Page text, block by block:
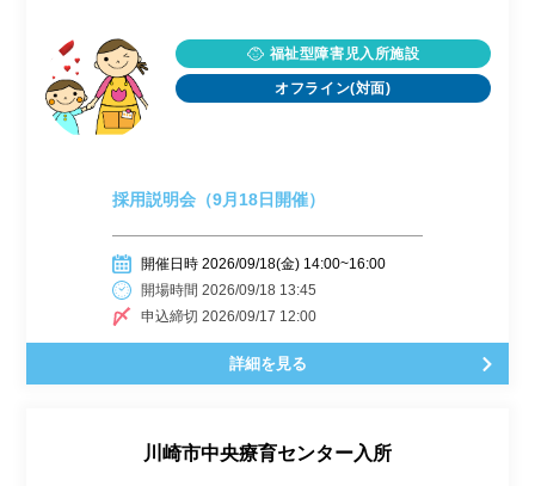
福祉型障害児入所施設
オフライン(対面)
採用説明会（9月18日開催）
開催日時 2026/09/18(金) 14:00~16:00
開場時間 2026/09/18 13:45
申込締切 2026/09/17 12:00
詳細を見る
川崎市中央療育センター入所